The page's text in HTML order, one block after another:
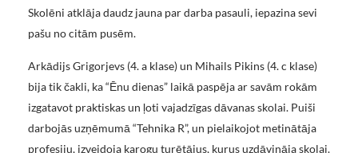
Skolēni atklāja daudz jauna par darba pasauli, iepazina sevi
pašu no citām pusēm.
Arkādijs Grigorjevs (4. a klase) un Mihails Pikins (4. c klase)
bija tik čakli, ka “Ēnu dienas” laikā paspēja ar savām rokām
izgatavot praktiskas un ļoti vajadzīgas dāvanas skolai. Puiši
darbojās uzņēmumā “Tehnika R”, un pielaikojot metinātāja
profesiju, izveidoja karogu turētājus, kurus uzdāvināja skolai.